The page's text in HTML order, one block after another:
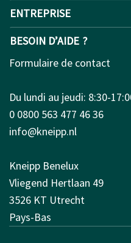
ENTREPRISE
BESOIN D’AIDE ?
Formulaire de contact
Du lundi au jeudi: 8:30-
0 0800 563 477 46 36
info@kneipp.nl
Kneipp Benelux
Vliegend Hertlaan 49
3526 KT Utrecht
Pays-Bas